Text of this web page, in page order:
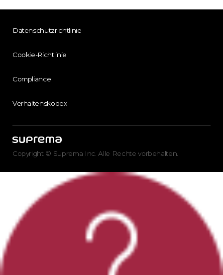
Datenschutzrichtlinie
Cookie-Richtlinie
Compliance
Verhaltenskodex
Copyright © Suprema Inc. Alle Rechte vorbehalten.